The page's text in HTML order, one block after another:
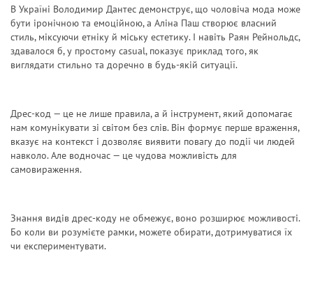
В Україні Володимир Дантес демонструє, що чоловіча мода може
бути іронічною та емоційною, а Аліна Паш створює власний
стиль, міксуючи етніку й міську естетику. І навіть Раян Рейнольдс,
здавалося б, у простому casual, показує приклад того, як
виглядати стильно та доречно в будь-якій ситуації.
Дрес-код — це не лише правила, а й інструмент, який допомагає
нам комунікувати зі світом без слів. Він формує перше враження,
вказує на контекст і дозволяє виявити повагу до події чи людей
навколо. Але водночас — це чудова можливість для
самовираження.
Знання видів дрес-коду не обмежує, воно розширює можливості.
Бо коли ви розумієте рамки, можете обирати, дотримуватися їх
чи експериментувати.